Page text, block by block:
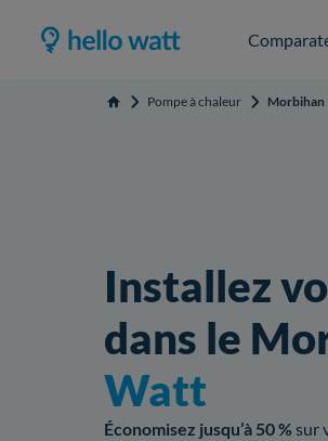
Accueil Pompe à chaleur Morbihan
Installez
dans le
Watt
Économisez jusqu’à 50 %sur